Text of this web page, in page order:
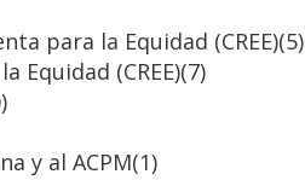
para la Equidad (CREE)(5)
Equidad (CREE)(7)
y al ACPM(1)